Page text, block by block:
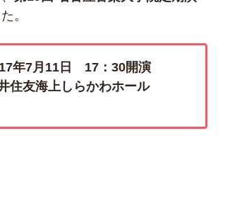
。
年7月11日 17：30開演
住友海上しらかわホール